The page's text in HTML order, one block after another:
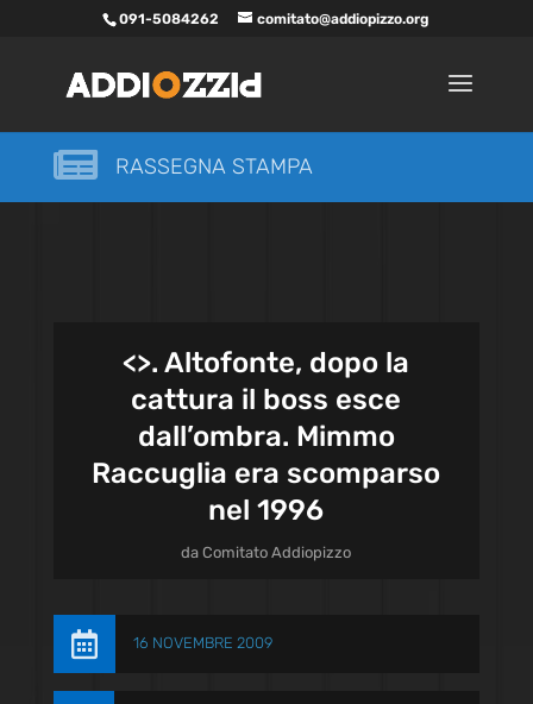
091-5084262 comitato@addiopizzo.org
 RASSEGNA STAMPA
<>. Altofonte, dopo la
cattura il boss esce
dall’ombra. Mimmo
Raccuglia era scomparso
nel 1996
daComitato Addiopizzo
 16 NOVEMBRE 2009